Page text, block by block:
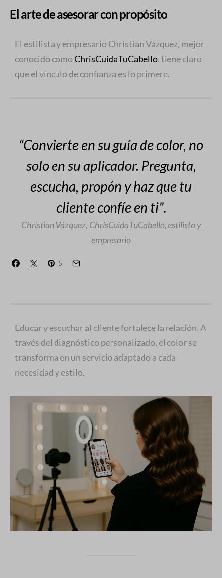
El arte de asesorar con propósito
El estilista y empresario Christian Vázquez, mejor
conocido comoChrisCuidaTuCabello, tiene claro
que el vínculo de confianza es lo primero.
“Convierte en su guía de color, no
solo en su aplicador. Pregunta,
escucha, propón y haz que tu
cliente confíe en ti”.
Christian Vázquez, ChrisCuidaTuCabello, estilista y
empresario
5
Educar y escuchar al cliente fortalece la relación. A
través del diagnóstico personalizado, el color se
transforma en un servicio adaptado a cada
necesidad y estilo.